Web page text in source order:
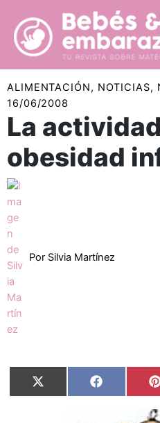
contenido
ALIMENTACIÓN, NOTICIAS,
16/06/2008
La
obesidad
Por Silvia Martínez
Compartir
en
X
(Twitter)
Compartir
en
Facebook